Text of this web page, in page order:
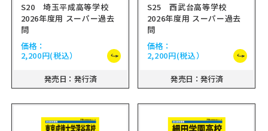
S20 埼玉平成高等学校
2026年度用 スーパー過去
問
価格：
2,200円(税込）
発売日：発行済
S25 西武台高等学校
2026年度用 スーパー過去
問
価格：
2,200円(税込）
発売日：発行済